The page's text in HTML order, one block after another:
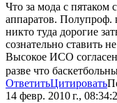
Что за мода с пятаком
аппаратов. Полупроф.
никто туда дорогие
сознательно ставить не
Высокое ИСО
разве что
ОтветитьЦитировать
14 февр. 2010 г.,